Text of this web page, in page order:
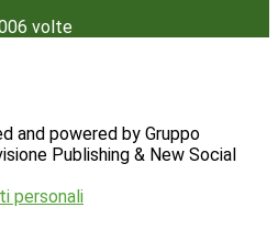
volte
and powered by Gruppo
Publishing & New Social
personali